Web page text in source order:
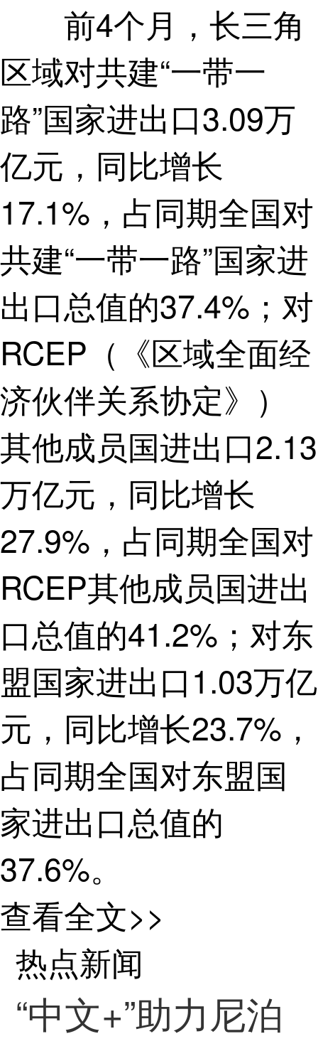
前4个月，长三角
区域对共建“一带一
路”国家进出口3.09万
亿元，同比增长
17.1%，占同期全国对
共建“一带一路”国家进
出口总值的37.4%；对
RCEP（《区域全面经
济伙伴关系协定》）
其他成员国进出口2.13
万亿元，同比增长
27.9%，占同期全国对
RCEP其他成员国进出
口总值的41.2%；对东
盟国家进出口1.03万亿
元，同比增长23.7%，
占同期全国对东盟国
家进出口总值的
37.6%。
查看全文>>
热点新闻
“中文+”助力尼泊